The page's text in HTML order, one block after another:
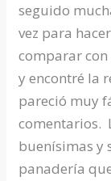
seguido
vez para
comparar con
y encontré la
pareció muy
comentarios.
buenísimas y
panadería